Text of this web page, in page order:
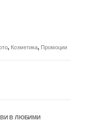
, Козметика, Промоции
В ЛЮБИМИ